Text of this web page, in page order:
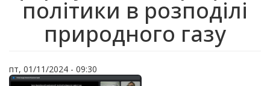
політики в розподілі
природного газу
пт, 01/11/2024 - 09:30